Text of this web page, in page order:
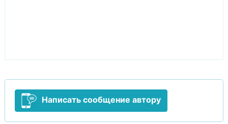
Написать сообщение автору